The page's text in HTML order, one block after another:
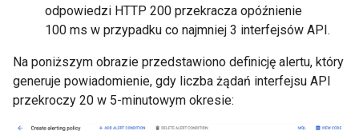
odpowiedzi HTTP 200 przekracza opóźnienie
100 ms w przypadku co najmniej 3 interfejsów API.
Na poniższym obrazie przedstawiono definicję alertu, który
generuje powiadomienie, gdy liczba żądań interfejsu API
przekroczy 20 w 5-minutowym okresie: